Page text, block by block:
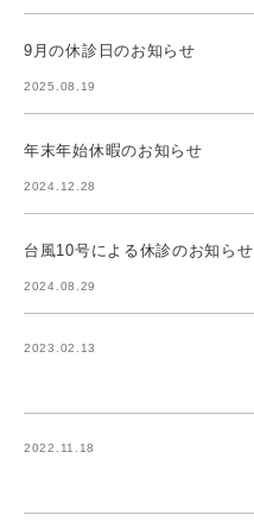
9月の休診日のお知らせ
2025.08.19
年末年始休暇のお知らせ
2024.12.28
台風10号による休診のお知らせ
2024.08.29
2023.02.13
2022.11.18